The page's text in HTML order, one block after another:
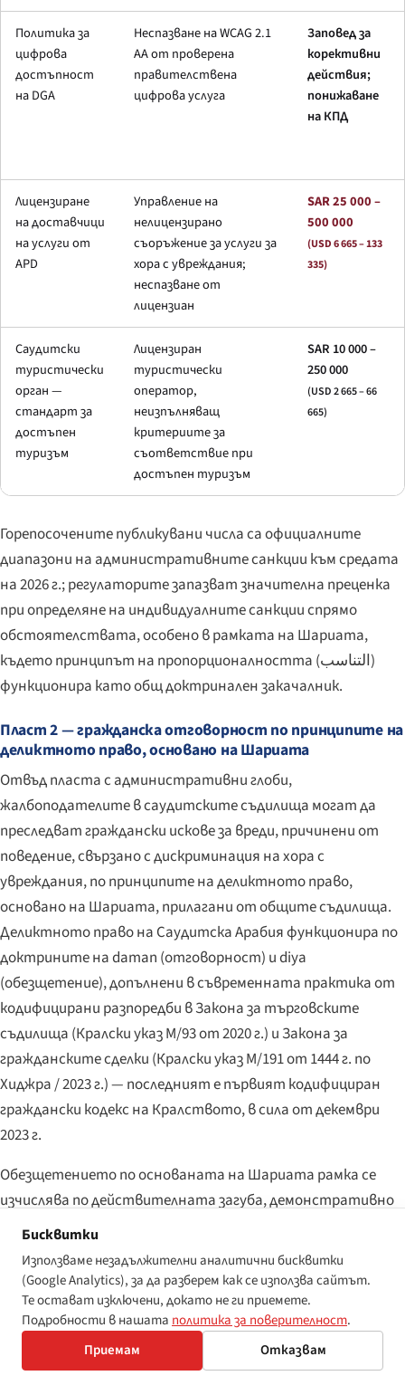
Политика за
цифрова
достъпност
на DGA
Неспазване на WCAG 2.1
AA от проверена
правителствена
цифрова услуга
Заповед за
корективни
действия;
понижаване
на КПД
Лицензиране
на доставчици
на услуги от
APD
Управление на
нелицензирано
съоръжение за услуги за
хора с увреждания;
неспазване от
лицензиан
SAR 25 000 –
500 000
(USD 6 665 – 133
335)
Саудитски
туристически
орган —
стандарт за
достъпен
туризъм
Лицензиран
туристически
оператор,
неизпълняващ
критериите за
съответствие при
достъпен туризъм
SAR 10 000 –
250 000
(USD 2 665 – 66
665)
Горепосочените публикувани числа са официалните
диапазони на административните санкции към средата
на 2026 г.; регулаторите запазват значителна преценка
при определяне на индивидуалните санкции спрямо
обстоятелствата, особено в рамката на Шариата,
където принципът на пропорционалността (التناسب)
функционира като общ доктринален закачалник.
Пласт 2 — гражданска отговорност по принципите на
деликтното право, основано на Шариата
Отвъд пласта с административни глоби,
жалбоподателите в саудитските съдилища могат да
преследват граждански искове за вреди, причинени от
поведение, свързано с дискриминация на хора с
увреждания, по принципите на деликтното право,
основано на Шариата, прилагани от общите съдилища.
Деликтното право на Саудитска Арабия функционира по
доктрините наdaman (отговорност) иdiya
(обезщетение), допълнени в съвременната практика от
кодифицирани разпоредби в Закона за търговските
съдилища (Кралски указ M/93 от 2020 г.) и Закона за
гражданските сделки (Кралски указ M/191 от 1444 г. по
Хиджра / 2023 г.) — последният е първият кодифициран
граждански кодекс на Кралството, в сила от декември
2023 г.
Обезщетението по основаната на Шариата рамка се
изчислява по действителната загуба, демонстративно
причинена от неправомерното поведение, като
тежестта на доказване е върху ищеца. Наказателни
обезщетения в американски смисъл не съществуват;
неимуществените вреди са признати по новия Закон за
гражданските сделки, но се оценяват консервативно.
Присъжданията в дела за дискриминация на основата на
увреждане остават редки в публикуваната саудитска
Бисквитки
Използваме незадължителни аналитични бисквитки
(Google Analytics), за да разберем как се използва сайтът.
Те остават изключени, докато не ги приемете.
Подробности в нашата политика за поверителност.
Приемам
Отказвам